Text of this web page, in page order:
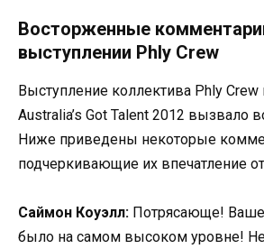
Восторженные
выступлении Phly Crew
Выступление коллектива Phly
Australia’s Got Talent 2012 вызвало
Ниже приведены некоторые
подчеркивающие их впечатление
Саймон Коуэлл: Потрясающе!
было на самом высоком уровне!